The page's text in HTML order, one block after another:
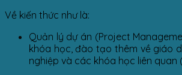
Về kiến thức như là:
Quản lý dự án (Project
khóa học, đào tạo thêm về giáo
nghiệp và các khóa học liên quan